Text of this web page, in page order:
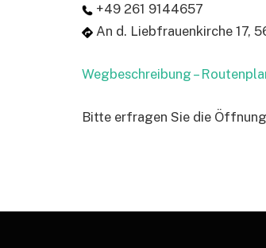
+49 261 9144657
An d. Liebfrauenkirche 17,
Wegbeschreibung –
Bitte erfragen Sie die